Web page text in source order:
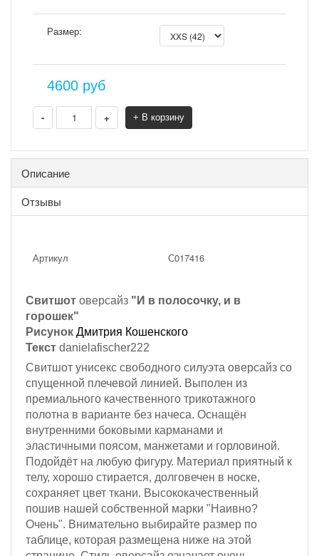
Размер:
4600 руб
- + + В корзину
Описание
Отзывы
Артикул С017416
Свитшот оверсайз "И в полосочку, и в
горошек"
Рисунок Дмитрия Кошенского
Текст danielafischer222
Свитшот унисекс свободного силуэта оверсайз со
спущенной плечевой линией. Выполен из
премиального качественного трикотажного
полотна в варианте без начеса. Оснащён
внутренними боковыми карманами и
эластичными поясом, манжетами и горловиной.
Подойдёт на любую фигуру. Материал приятный к
телу, хорошо стирается, долговечен в носке,
сохраняет цвет ткани. Высококачественный
пошив нашей собственной марки "Наивно?
Очень". Внимательно выбирайте размер по
таблице, которая размещена ниже на этой